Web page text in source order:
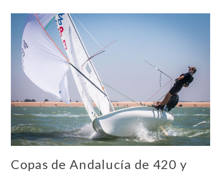
Copas de Andalucía de 420 y